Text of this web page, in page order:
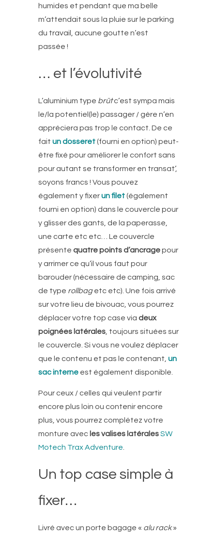
humides et pendant que ma belle
m’attendait sous la pluie sur le parking
du travail, aucune goutte n’est
passée !
… et l’évolutivité
L’aluminium type brütc’est sympa mais
le/la potentiel(le) passager / gère n’en
appréciera pas trop le contact. De ce
fait un dosseret(fourni en option) peut-
être fixé pour améliorer le confort sans
pour autant se transformer en transat’,
soyons francs ! Vous pouvez
également y fixerun filet(également
fourni en option) dans le couvercle pour
y glisser des gants, de la paperasse,
une carte etc etc… Le couvercle
présente quatre points d’ancragepour
y arrimer ce qu’il vous faut pour
barouder (nécessaire de camping, sac
de type rollbagetc etc). Une fois arrivé
sur votre lieu de bivouac, vous pourrez
déplacer votre top case via deux
poignées latérales , toujours situées sur
le couvercle. Si vous ne voulez déplacer
que le contenu et pas le contenant, un
sac interne est également disponible.
Pour ceux / celles qui veulent partir
encore plus loin ou contenir encore
plus, vous pourrez complétez votre
monture avec les valises latéralesSW
Motech Trax Adventure
Un top case simple à
fixer…
Livré avec un porte bagage « alu rack»